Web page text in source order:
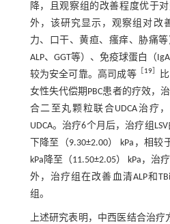
降，且观察组的改善程度优于
外，该研究显示，观察组对改
力、口干、黄疸、瘙痒、胁痛等
ALP、GGT等）、免疫球蛋白（
较为安全可靠。高司成等［19］
女性失代偿期PBC患者的疗效，
合二至丸颗粒联合UDCA治疗
UDCA。治疗6个月后，治疗组
下降至（9.30±2.00） kPa，相较
kPa降至（11.50±2.05） kPa，
外，治疗组在改善血清ALP和
组。
上述研究表明，中西医结合治疗